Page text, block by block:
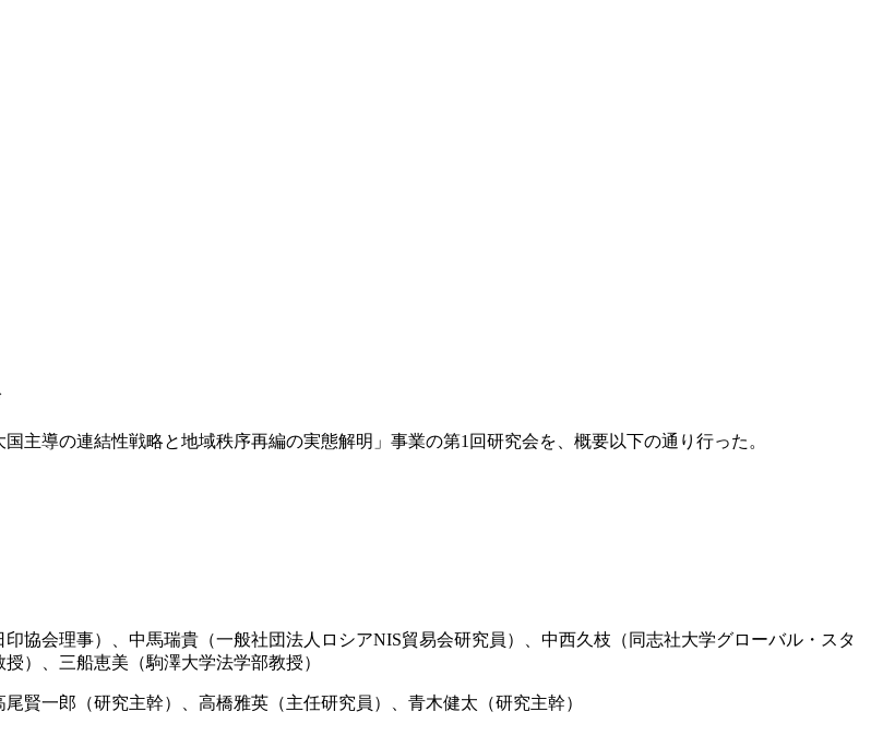
導の連結性戦略と地域秩序再編の実態解明」事業の第1回研究会を、概要以下の通り行った。
協会理事）、中馬瑞貴（一般社団法人ロシアNIS貿易会研究員）、中西久枝（同志社大学グローバル・スタ
）、三船恵美（駒澤大学法学部教授）
賢一郎（研究主幹）、高橋雅英（主任研究員）、青木健太（研究主幹）